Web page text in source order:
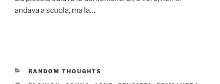
andava a scuola, ma la…
CATEGORIE
RANDOM THOUGHTS